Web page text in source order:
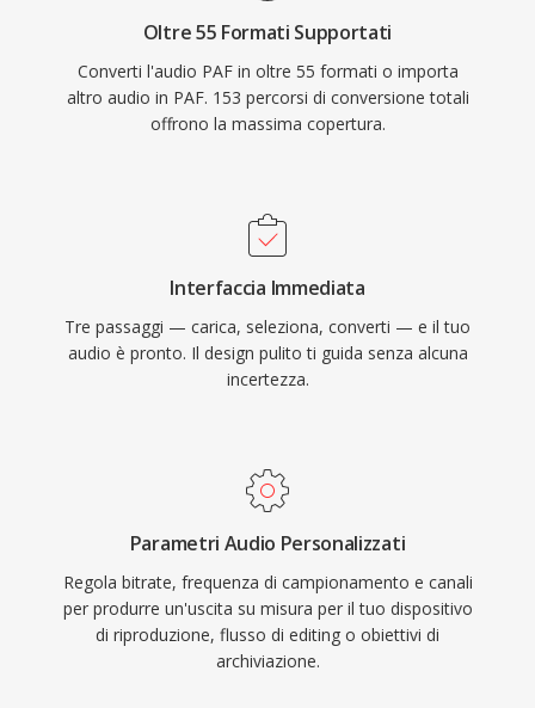
Oltre 55 Formati Supportati
Converti l'audio PAF in oltre 55 formati o importa
altro audio in PAF. 153 percorsi di conversione totali
offrono la massima copertura.
Interfaccia Immediata
Tre passaggi — carica, seleziona, converti — e il tuo
audio è pronto. Il design pulito ti guida senza alcuna
incertezza.
Parametri Audio Personalizzati
Regola bitrate, frequenza di campionamento e canali
per produrre un'uscita su misura per il tuo dispositivo
di riproduzione, flusso di editing o obiettivi di
archiviazione.